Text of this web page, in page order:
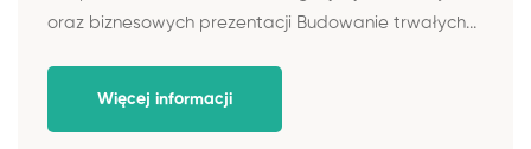
oraz biznesowych prezentacji Budowanie trwałych...
Więcej informacji